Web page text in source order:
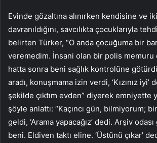
Evinde gözaltına alınırken kendisine ve
davranıldığını, savcılıkta çocuklarıyla
belirten Türker, “O anda çocuğuma bir
veremedim. İnsani olan bir polis memuru
hatta sonra beni sağlık kontrolüne
aradı, konuşmama izin verdi, ‘Kızınız iyi’
şekilde çıktım evden” diyerek emniyette
şöyle anlattı: “Kaçıncı gün, bilmiyorum;
geldi, ‘Arama yapacağız’ dedi. Arşiv
beni. Eldiven taktı eline. ‘Üstünü çıkar’